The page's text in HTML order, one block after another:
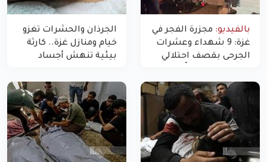
بالفيديو: مجزرة الفجر في
غزة: 9 شهداء وعشرات
الجرحى بقصف احتلالي
الجرذان والحشرات تغزو
خيام ومنازل غزة.. كارثة
بيئية تنهش أجساد